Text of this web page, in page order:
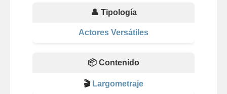
👤 Tipología
Actores Versátiles
📦 Contenido
🎬 Largometraje